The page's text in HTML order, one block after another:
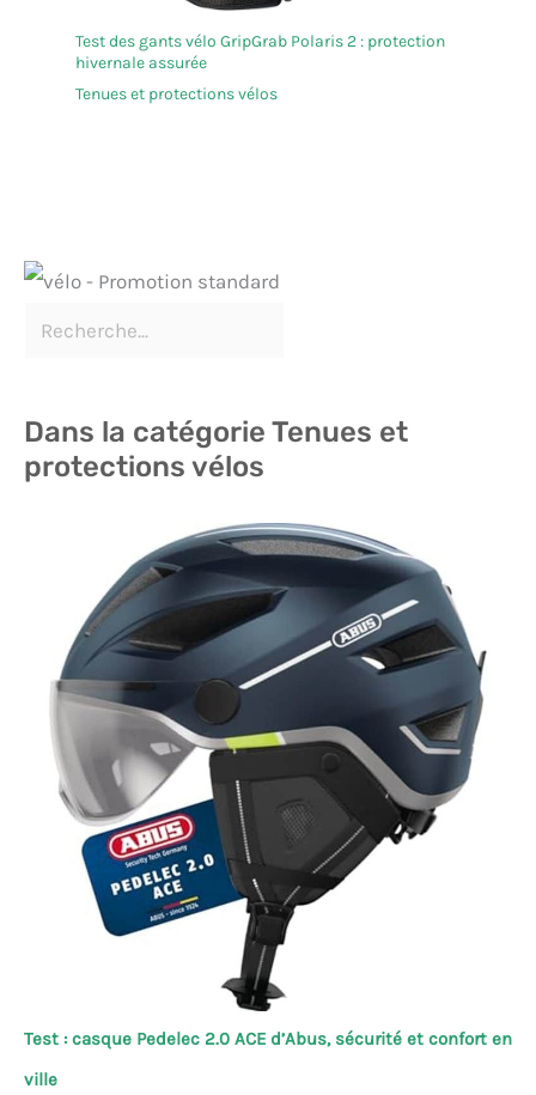
Test des gants vélo GripGrab Polaris 2 : protection
hivernale assurée
Tenues et protections vélos
Dans la catégorie Tenues et
protections vélos
Test : casque Pedelec 2.0 ACE d’Abus, sécurité et confort en
ville